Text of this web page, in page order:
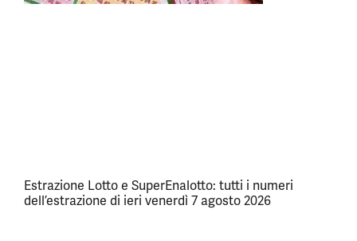
Estrazione Lotto e SuperEnalotto: tutti i numeri
dell’estrazione di ieri venerdì 7 agosto 2026